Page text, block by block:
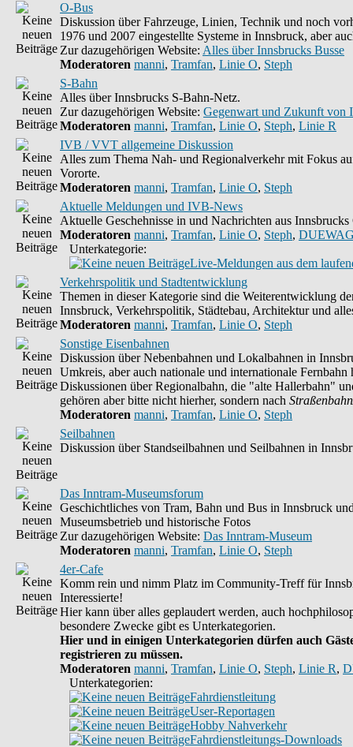
O-Bus
Diskussion über Fahrzeuge, Linien, Technik und noch
1976 und 2007 eingestellte Systeme in Innsbruck, aber
Zur dazugehörigen Website: Alles über Innsbrucks Busse
Moderatoren manni, Tramfan, Linie O, Steph
S-Bahn
Alles über Innsbrucks S-Bahn-Netz.
Zur dazugehörigen Website: Gegenwart und Zukunft von
Moderatoren manni, Tramfan, Linie O, Steph, Linie R
IVB / VVT allgemeine Diskussion
Alles zum Thema Nah- und Regionalverkehr mit Fokus
Vororte.
Moderatoren manni, Tramfan, Linie O, Steph
Aktuelle Meldungen und IVB-News
Aktuelle Geschehnisse in und Nachrichten aus
Moderatoren manni, Tramfan, Linie O, Steph,
Unterkategorie:
Live-Meldungen aus dem
Verkehrspolitik und Stadtentwicklung
Themen in dieser Kategorie sind die Weiterentwicklung
Innsbruck, Verkehrspolitik, Städtebau, Architektur und
Moderatoren manni, Tramfan, Linie O, Steph
Sonstige Eisenbahnen
Diskussion über Nebenbahnen und Lokalbahnen in
Umkreis, aber auch nationale und internationale Fernbahn
Diskussionen über Regionalbahn, die "alte Hallerbahn"
gehören aber bitte nicht hierher, sondern nach
Moderatoren manni, Tramfan, Linie O, Steph
Seilbahnen
Diskussion über Standseilbahnen und Seilbahnen in
Das Inntram-Museumsforum
Geschichtliches von Tram, Bahn und Bus in Innsbruck
Museumsbetrieb und historische Fotos
Zur dazugehörigen Website: Das Inntram-Museum
Moderatoren manni, Tramfan, Linie O, Steph
4er-Cafe
Komm rein und nimm Platz im Community-Treff für
Interessierte!
Hier kann über alles geplaudert werden, auch
besondere Zwecke gibt es Unterkategorien.
Hier und in einigen Unterkategorien dürfen auch
registrieren zu müssen.
Moderatoren manni, Tramfan, Linie O, Steph, Linie R,
Unterkategorien:
Fahrdienstleitung
User-Reportagen
Hobby Nahverkehr
Fahrdienstleitungs-Downloads